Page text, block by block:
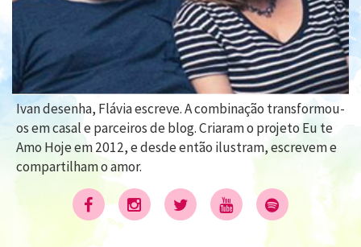
Ivan desenha, Flávia escreve. A combinação transformou-
os em casal e parceiros de blog. Criaram o projeto Eu te
Amo Hoje em 2012, e desde então ilustram, escrevem e
compartilham o amor.